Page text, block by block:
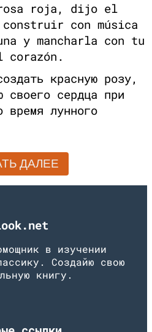
roja, dijo el
con música
y mancharla con tu
corazón.
красную розу,
своего сердца при
время лунного
ДАЛЕЕ
в изучении
Создайю свою
книгу.